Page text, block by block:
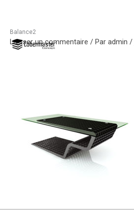
AllerBalance2
Laisser un commentaire / Par admin /